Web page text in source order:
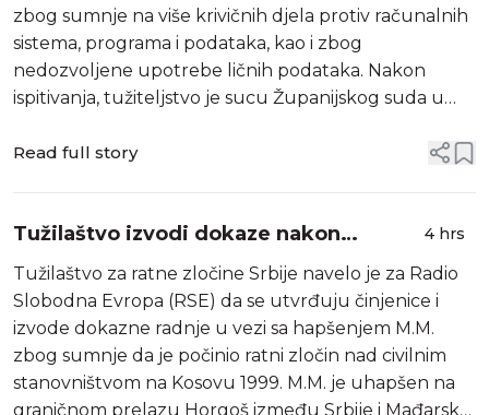
zbog sumnje na više krivičnih djela protiv računalnih
sistema, programa i podataka, kao i zbog
nedozvoljene upotrebe ličnih podataka. Nakon
ispitivanja, tužiteljstvo je sucu Županijskog suda u
zbog opasnosti od bijega, ometa...
Read full story
Tužilaštvo izvodi dokaze nakon
nedavnog hapšenja jedne osobe zbog
sumnje na ratni zločin na Kosovu
4 hrs
Tužilaštvo za ratne zločine Srbije navelo je za Radio
Slobodna Evropa (RSE) da se utvrđuju činjenice i
izvode dokazne radnje u vezi sa hapšenjem M.M.
zbog sumnje da je počinio ratni zločin nad civilnim
stanovništvom na Kosovu 1999. M.M. je uhapšen na
graničnom prelazu Horgoš između Srbije i Mađarske,